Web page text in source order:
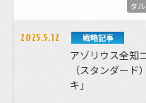
タ
2025.5.12 戦略記事
アゾリウス全知
（スタンダー
キ」